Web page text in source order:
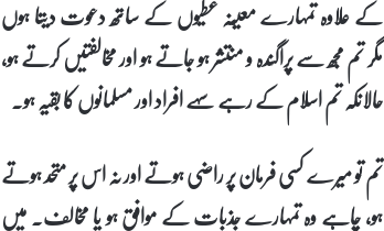
کے علاوہ تمہارے معیّنہ عطیوں کے ساتھ دعوت دیتا ہوں
مگر تم مجھ سے پراگندہ و منتشر ہو جاتے ہو اور مخالفتیں کرتے ہو،
حالانکہ تم اسلام کے رہے سہے افراد اور مسلمانوں کا بقیہ ہو۔
تم تو میرے کسی فرمان پر راضی ہوتے اور نہ اس پر متحد ہوتے
ہو، چاہے وہ تمہارے جذبات کے موافق ہو یا مخالف۔ میں